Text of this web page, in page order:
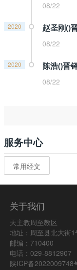
08/22
2020 赵圣刚()
08/22
2020 陈浩()晋
08/22
服务中心
常用经文
关于我们
天主教周至教区
地址：周至县北大街1
邮编：710400
电话：029-8812907
陕ICP备2022009748